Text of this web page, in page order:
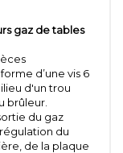
gaz de tables
d’une vis 6
d'un trou
brûleur.
du gaz
du
de la plaque